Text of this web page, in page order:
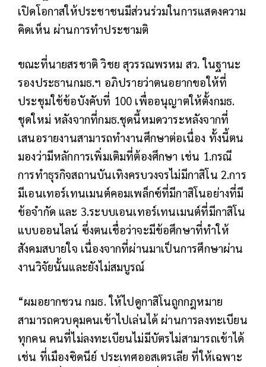
เปิดโอกาสให้ประชาชนมีส่วนร่วมในการแสดงความ
คิดเห็น ผ่านการทำประชามติ
ขณะที่นายสรชาติ วิชย สุวรรณพรหม สว. ในฐานะ
รองประธานกมธ.ฯ อภิปรายว่าตนอยากขอให้ที่
ประชุมใช้ข้อบังคับที่ 100 เพื่ออนุญาตให้ตั้งกมธ.
ชุดใหม่ หลังจากที่กมธ.ชุดนี้หมดวาระหลังจากที่
เสนอรายงานสามารถทำงานศึกษาต่อเนื่อง ทั้งนี้ตน
มองว่ามีหลักการเพิ่มเติมที่ต้องศึกษา เช่น 1.กรณี
การทำธุรกิจสถานบันเทิงครบวงจรไม่มีกาสิโน 2.การ
มีเอนเทอร์เทนเมนต์คอมเพล็กซ์ที่มีกาสิโนอย่างที่มี
ข้อจำกัด และ 3.ระบบเอนเทอร์เทนเมนต์ที่มีกาสิโน
แบบออนไลน์ ซึ่งตนเชื่อว่าจะมีข้อศึกษาที่ทำให้
สังคมสบายใจ เนื่องจากที่ผ่านมาเป็นการศึกษาผ่าน
งานวิจัยนั้นและยังไม่สมบูรณ์
“ผมอยากชวน กมธ. ให้ไปดูกาสิโนถูกกฎหมาย
สามารถควบคุมคนเข้าไปเล่นได้ ผ่านการลงทะเบียน
ทุกคน คนที่ไม่ลงทะเบียนไม่มีบัตรไม่สามารถเข้าได้
เช่น ที่เมืองซิดนีย์ ประเทศออสเตรเลีย ที่ให้เฉพาะ